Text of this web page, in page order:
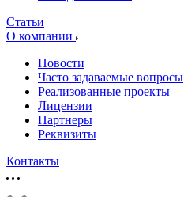
Статьи
О компании
Новости
Часто задаваемые вопросы
Реализованные проекты
Лицензии
Партнеры
Реквизиты
Контакты